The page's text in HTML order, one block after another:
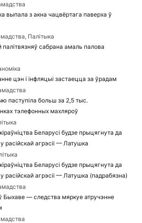
выпала з акна чацвёртага паверха ў
Палітыка
сабрана амаль палова
цэн і інфляцыі застаецца за ўрадам
паступіла больш за 2,5 тыс.
тэлефонных махляроў
Беларусі будзе прыцягнута да
расійскай агрэсіі — Латушка
Беларусі будзе прыцягнута да
расійскай агрэсіі — Латушка (падрабязна)
Быхаве — следства мяркуе атручэнне